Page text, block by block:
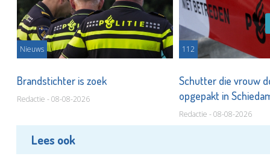
Nieuws
Brandstichter is zoek
Redactie - 08-08-2026
112
Schutter die vrouw
opgepakt in
Redactie - 08-08-2026
Lees ook